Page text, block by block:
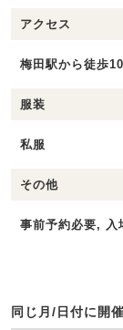
アクセス
梅田駅から徒歩
服装
私服
その他
事前予約必要, 入
同じ月/日付に開